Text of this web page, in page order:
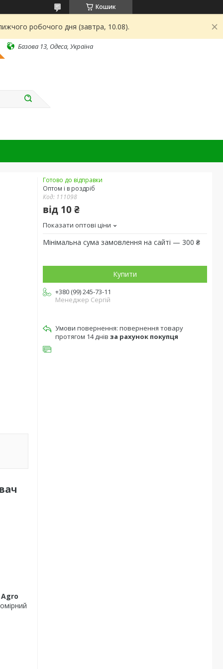
Кошик
робочого дня (завтра, 10.08).
Базова 13, Одеса, Україна
Готово до відправки
Оптом і в роздріб
Код: 111098
від 10 ₴
Показати оптові ціни
Мінімальна сума замовлення на сайті — 300 ₴
Купити
+380 (99) 245-73-11
Менеджер Сергій
повернення товару
протягом 14 днів за рахунок покупця